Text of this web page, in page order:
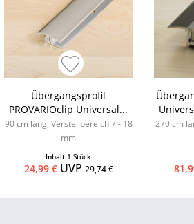
Übergangsprofil
PROVARIOclip Universal...
90 cm lang, Verstellbereich 7 - 18
mm
Inhalt 1 Stück
24,99 €UVP29,74 €
270 cm